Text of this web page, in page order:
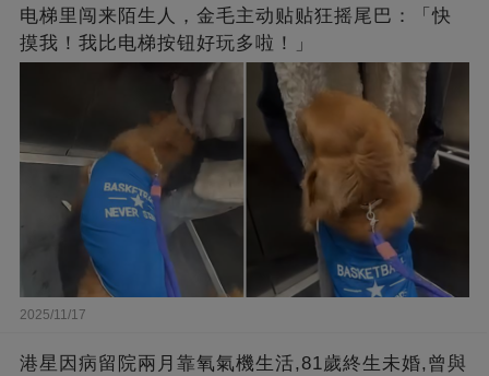
电梯里闯来陌生人，金毛主动贴贴狂摇尾巴：「快
摸我！我比电梯按钮好玩多啦！」
2025/11/17
港星因病留院兩月靠氧氣機生活,81歲終生未婚,曾與